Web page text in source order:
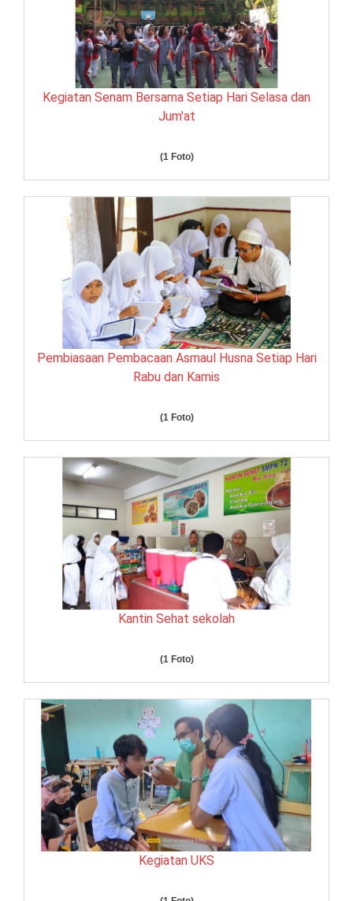
Kegiatan Senam Bersama Setiap Hari Selasa dan
Jum'at
(1 Foto)
Pembiasaan Pembacaan Asmaul Husna Setiap Hari
Rabu dan Kamis
(1 Foto)
Kantin Sehat sekolah
(1 Foto)
Kegiatan UKS